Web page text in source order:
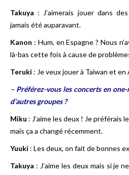
Takuya : J’aimerais jouer dans
jamais été auparavant.
Kanon : Hum, en Espagne ? Nous
là-bas cette fois à cause de
Teruki : Je veux jouer à Taiwan et
– Préférez-vous les concerts en
d’autres groupes ?
Miku : J’aime les deux ! Je préférais
mais ça a changé récemment.
Yuuki : Les deux, on fait de bonnes
Takuya : J’aime les deux mais si je